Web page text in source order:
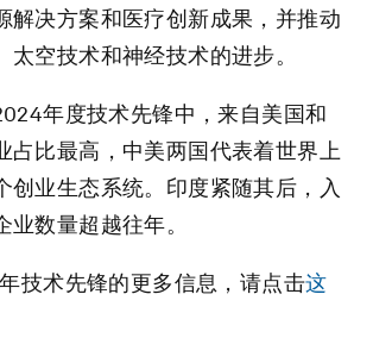
解决方案和医疗创新成果，并推动
太空技术和神经技术的进步。
年度技术先锋中，来自美国和
占比最高，中美两国代表着世界上
创业生态系统。印度紧随其后，入
业数量超越往年。
技术先锋的更多信息，请点击这